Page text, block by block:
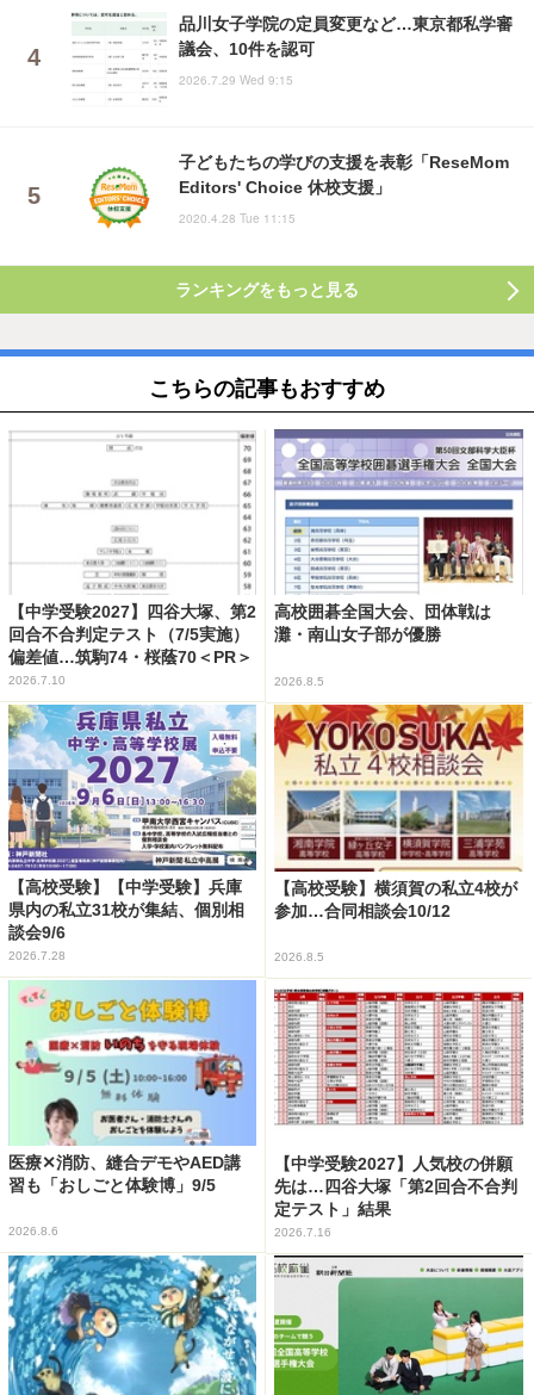
品川女子学院の定員変更など…東京都私学審
議会、10件を認可
2026.7.29 Wed 9:15
子どもたちの学びの支援を表彰「ReseMom
Editors' Choice 休校支援」
2020.4.28 Tue 11:15
ランキングをもっと見る
こちらの記事もおすすめ
【中学受験2027】四谷大塚、第2
回合不合判定テスト（7/5実施）
偏差値…筑駒74・桜蔭70＜PR＞
2026.7.10
高校囲碁全国大会、団体戦は
灘・南山女子部が優勝
2026.8.5
【高校受験】【中学受験】兵庫
県内の私立31校が集結、個別相
談会9/6
2026.7.28
【高校受験】横須賀の私立4校が
参加…合同相談会10/12
2026.8.5
医療✕消防、縫合デモやAED講
習も「おしごと体験博」9/5
2026.8.6
【中学受験2027】人気校の併願
先は…四谷大塚「第2回合不合判
定テスト」結果
2026.7.16